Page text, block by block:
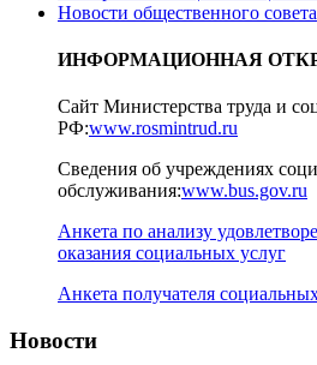
Новости общественного совета
ИНФОРМАЦИОННАЯ
Сайт Министерства труда и
РФ:www.rosmintrud.ru
Сведения об учреждениях
обслуживания:www.bus.gov.ru
Анкета по анализу
оказания социальных услуг
Анкета получателя
Новости